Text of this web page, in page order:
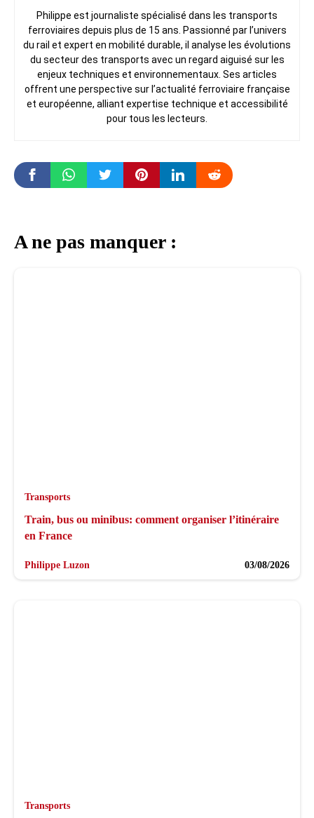
Philippe est journaliste spécialisé dans les transports
ferroviaires depuis plus de 15 ans. Passionné par l’univers
du rail et expert en mobilité durable, il analyse les évolutions
du secteur des transports avec un regard aiguisé sur les
enjeux techniques et environnementaux. Ses articles
offrent une perspective sur l’actualité ferroviaire française
et européenne, alliant expertise technique et accessibilité
pour tous les lecteurs.
A ne pas manquer :
Transports
Train, bus ou minibus: comment organiser l’itinéraire
en France
Philippe Luzon 03/08/2026
Transports